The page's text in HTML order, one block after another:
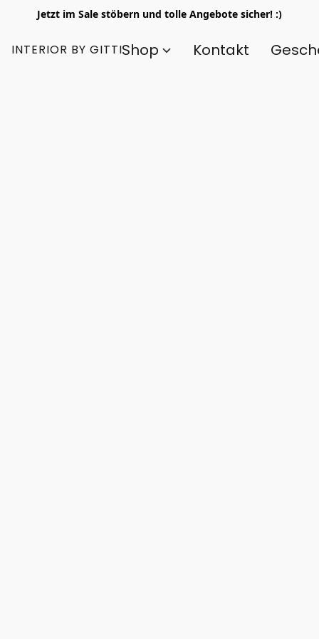
Jetzt im Sale stöbern und tolle Angebote sicher! :)
INTERIOR BY GITTIShop Kontakt